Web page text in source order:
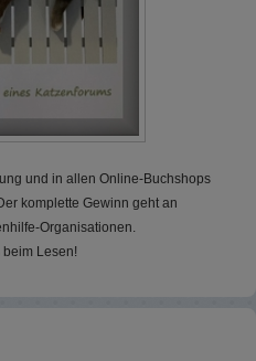
und in allen Online-Buchshops
komplette Gewinn geht an
Organisationen.
Lesen!